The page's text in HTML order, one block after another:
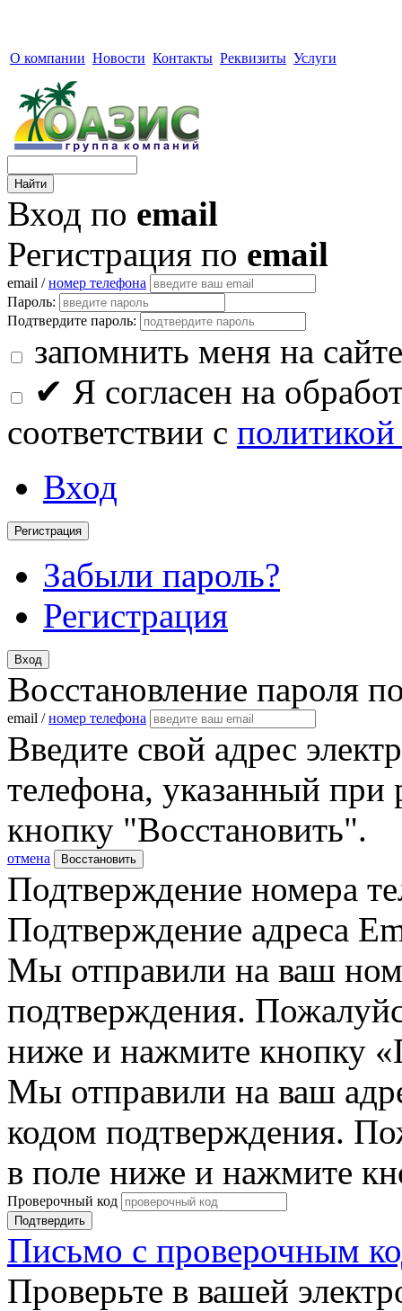
О компании Новости Контакты Реквизиты Услуги
Вход по email
Регистрация по email
email /номер телефона
Пароль:
Подтвердите пароль:
запомнить меня на сайте
✔ Я согласен на
соответствии с
Вход
Регистрация
Забыли пароль?
Регистрация
Вход
Восстановление пароля
email /номер телефона
Введите свой адрес
телефона, указанный при
кнопку "Восстановить".
отмена Восстановить
Подтверждение номера
Подтверждение адреса
Мы отправили на ваш
подтверждения.
ниже и нажмите кнопку
Мы отправили на ваш
кодом подтверждения.
в поле ниже и нажмите
Проверочный код
Подтвердить
Письмо с проверочным
Проверьте в вашей